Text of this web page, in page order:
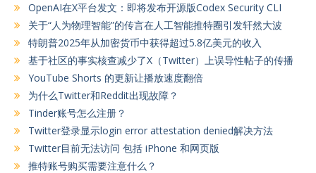
OpenAI在X平台发文：即将发布开源版Codex Security CLI
关于“人为物理智能”的传言在人工智能推特圈引发轩然大波
特朗普2025年从加密货币中获得超过5.8亿美元的收入
基于社区的事实核查减少了X（Twitter）上误导性帖子的传播
YouTube Shorts 的更新让播放速度翻倍
为什么Twitter和Reddit出现故障？
Tinder账号怎么注册？
Twitter登录显示login error attestation denied解决方法
Twitter目前无法访问 包括 iPhone 和网页版
推特账号购买需要注意什么？